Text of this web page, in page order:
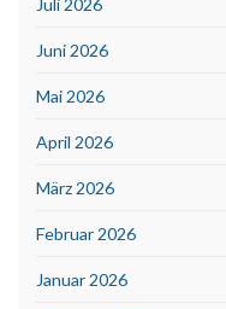
Juni 2026
Mai 2026
April 2026
März 2026
Februar 2026
Januar 2026